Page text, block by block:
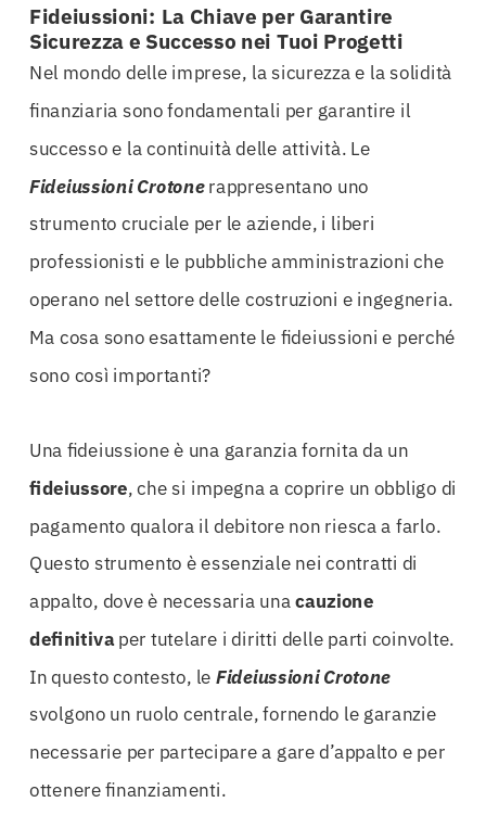
Fideiussioni: La Chiave per Garantire
Sicurezza e Successo nei Tuoi Progetti
Nel mondo delle imprese, la sicurezza e la solidità
finanziaria sono fondamentali per garantire il
successo e la continuità delle attività. Le
Fideiussioni Crotonerappresentano uno
strumento cruciale per le aziende, i liberi
professionisti e le pubbliche amministrazioni che
operano nel settore delle costruzioni e ingegneria.
Ma cosa sono esattamente le fideiussioni e perché
sono così importanti?
Una fideiussione è una garanzia fornita da un
fideiussore, che si impegna a coprire un obbligo di
pagamento qualora il debitore non riesca a farlo.
Questo strumento è essenziale nei contratti di
appalto, dove è necessaria unacauzione
definitivaper tutelare i diritti delle parti coinvolte.
In questo contesto, le Fideiussioni Crotone
svolgono un ruolo centrale, fornendo le garanzie
necessarie per partecipare a gare d’appalto e per
ottenere finanziamenti.